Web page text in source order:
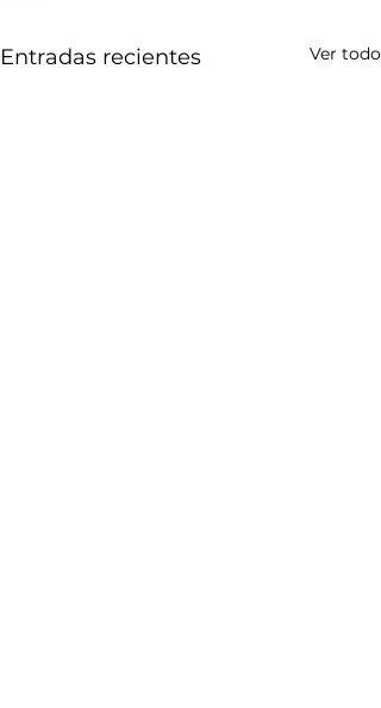
Entradas recientes Ver todo